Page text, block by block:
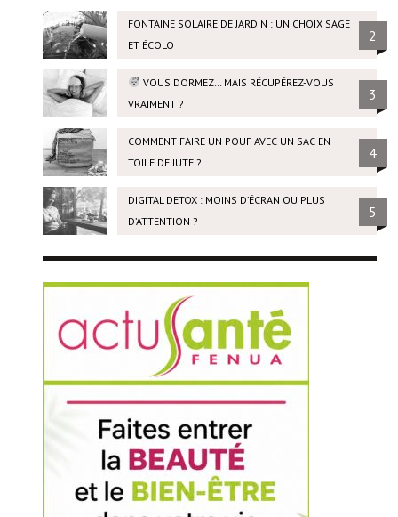
FONTAINE SOLAIRE DE JARDIN : UN CHOIX SAGE
ET ÉCOLO
2
VOUS DORMEZ… MAIS RÉCUPÉREZ-VOUS
VRAIMENT ?
3
COMMENT FAIRE UN POUF AVEC UN SAC EN
TOILE DE JUTE ?
4
DIGITAL DETOX : MOINS D’ÉCRAN OU PLUS
D’ATTENTION ?
5